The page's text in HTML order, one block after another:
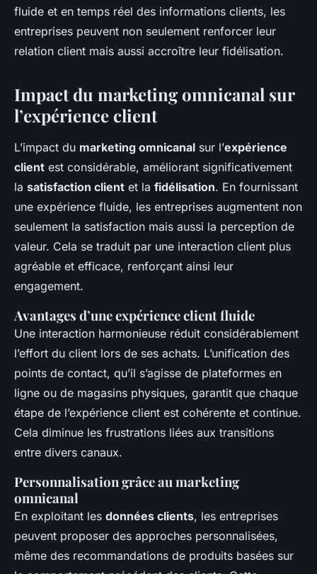
fluide et en temps réel des informations clients, les
entreprises peuvent non seulement renforcer leur
relation client mais aussi accroître leur fidélisation.
Impact du marketing omnicanal sur
l’expérience client
L’impact du marketing omnicanal sur l’expérience
client est considérable, améliorant significativement
la satisfaction client et la fidélisation. En fournissant
une expérience fluide, les entreprises augmentent non
seulement la satisfaction mais aussi la perception de
valeur. Cela se traduit par une interaction client plus
agréable et efficace, renforçant ainsi leur
engagement.
Avantages d’une expérience client fluide
Une interaction harmonieuse réduit considérablement
l’effort du client lors de ses achats. L’unification des
points de contact, qu’il s’agisse de plateformes en
ligne ou de magasins physiques, garantit que chaque
étape de l’expérience client est cohérente et continue.
Cela diminue les frustrations liées aux transitions
entre divers canaux.
Personnalisation grâce au marketing
omnicanal
En exploitant les données clients, les entreprises
peuvent proposer des approches personnalisées,
même des recommandations de produits basées sur